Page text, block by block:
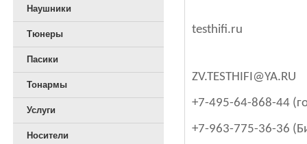
Наушники
Тюнеры
Пасики
Тонармы
Услуги
Носители
testhifi.ru
ZV.TESTHIFI@YA.RU
+7-495-64-868-44
+7-963-775-36-36